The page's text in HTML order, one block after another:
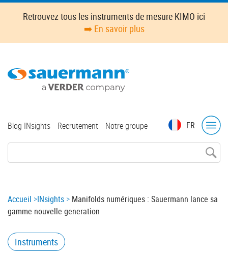
Skip
content
Retrouvez tous les instruments de mesure KIMO ici
➡️ En savoir plus
FR
Top
Blog INsights Recrutement Notre groupe
Breadcrumb
Accueil INsights
Manifolds numériques : Sauermann lance sa
gamme nouvelle generation
Instruments